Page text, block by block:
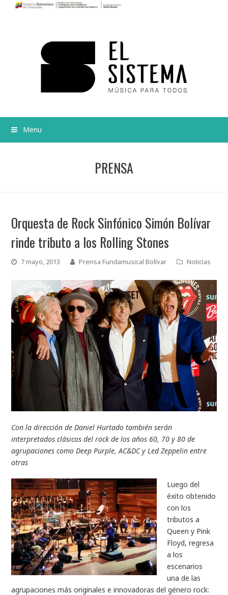
Menu
PRENSA
Orquesta de Rock Sinfónico Simón Bolívar
rinde tributo a los Rolling Stones
7 mayo, 2013 Prensa Fundamusical Bolívar Noticias
Con la dirección de Daniel Hurtado también serán
interpretados clásicos del rock de los años 60, 70 y 80 de
agrupaciones como Deep Purple, AC&DC y Led Zeppelin entre
otras
Luego del
éxito obtenido
con los
tributos a
Queen y Pink
Floyd, regresa
a los
escenarios
una de las
agrupaciones más originales e innovadoras del género rock: